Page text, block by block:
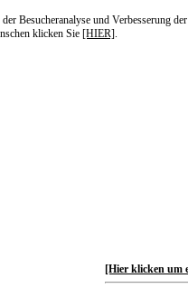
Besucheranalyse und
klicken Sie [HIER].
[Hier klicken um